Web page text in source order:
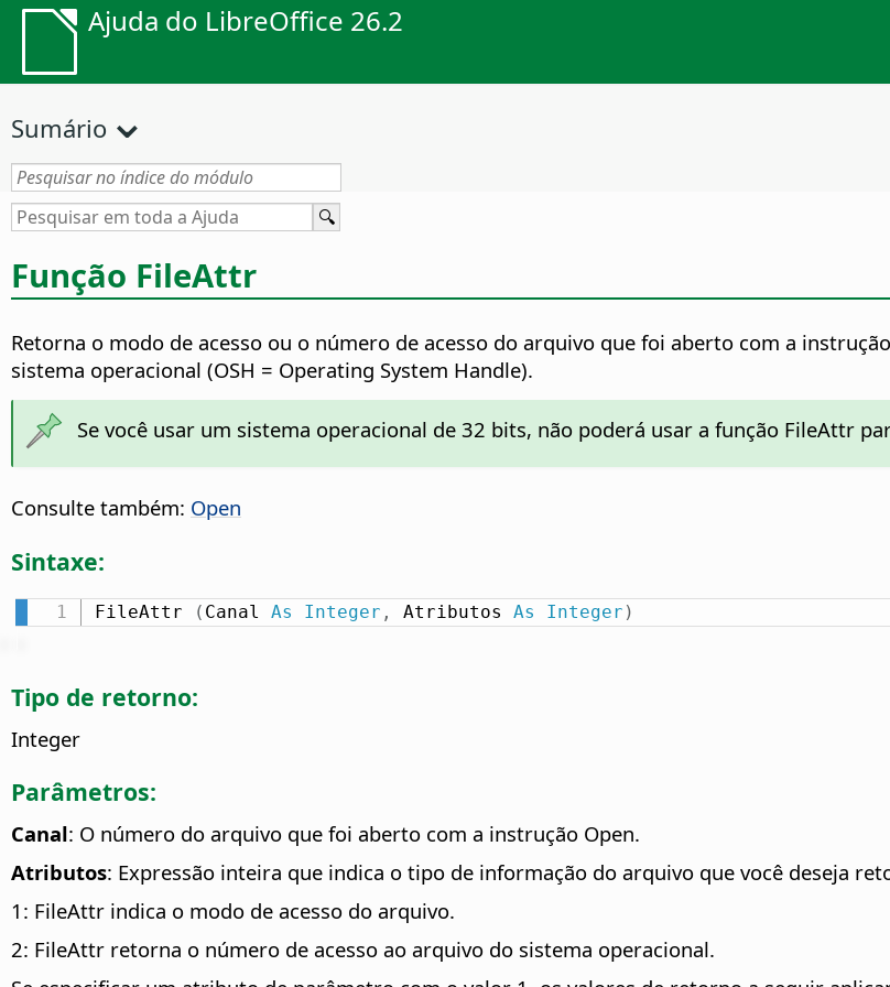
Ajuda do LibreOffice 26.2
Sumário
Função FileAttr
Retorna o modo de acesso ou o número de acesso do arquivo que foi aberto com a
sistema operacional (OSH = Operating System Handle).
Se você usar um sistema operacional de 32 bits, não poderá usar a função FileAttr
Consulte também: Open
Sintaxe:
FileAttr ( Canal As Integer , Atributos As Integer )
Tipo de retorno:
Integer
Parâmetros:
Canal: O número do arquivo que foi aberto com a instrução Open.
Atributos: Expressão inteira que indica o tipo de informação do arquivo que você deseja
1: FileAttr indica o modo de acesso do arquivo.
2: FileAttr retorna o número de acesso ao arquivo do sistema operacional.